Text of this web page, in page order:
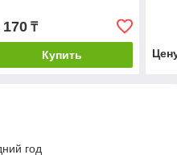
170₸
Купить
год